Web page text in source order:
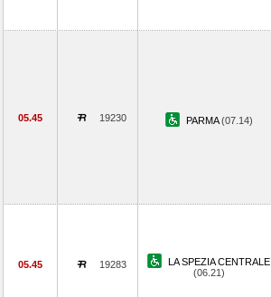
05.45 19230 PARMA(07.14)
05.45 19283
LA SPEZIA CENTRALE
(06.21)